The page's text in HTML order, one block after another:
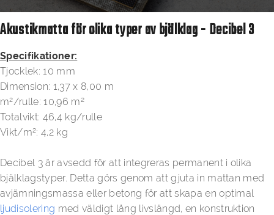
Akustikmatta för olika typer av bjälklag - Decibel 3
Specifikationer:
Tjocklek: 10 mm
Dimension: 1,37 x 8,00 m
m²/rulle: 10,96 m²
Totalvikt: 46,4 kg/rulle
Vikt/m²: 4,2 kg
Decibel 3 är avsedd för att integreras permanent i olika
bjälklagstyper. Detta görs genom att gjuta in mattan med
avjämningsmassa eller betong för att skapa en optimal
ljudisolering med väldigt lång livslängd, en konstruktion